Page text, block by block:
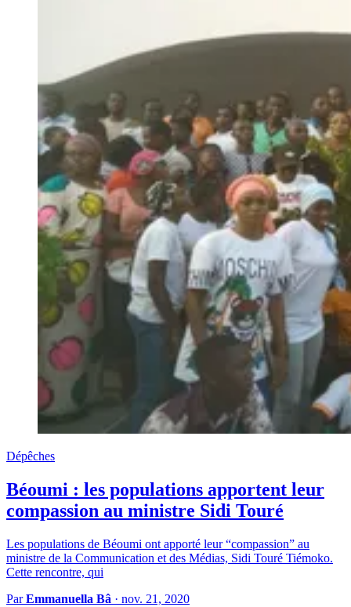
Dépêches
Béoumi : les populations apportent leur
compassion au ministre Sidi Touré
Les populations de Béoumi ont apporté leur “compassion” au
ministre de la Communication et des Médias, Sidi Touré Tiémoko.
Cette rencontre, qui
ParEmmanuella Bâ · nov. 21, 2020